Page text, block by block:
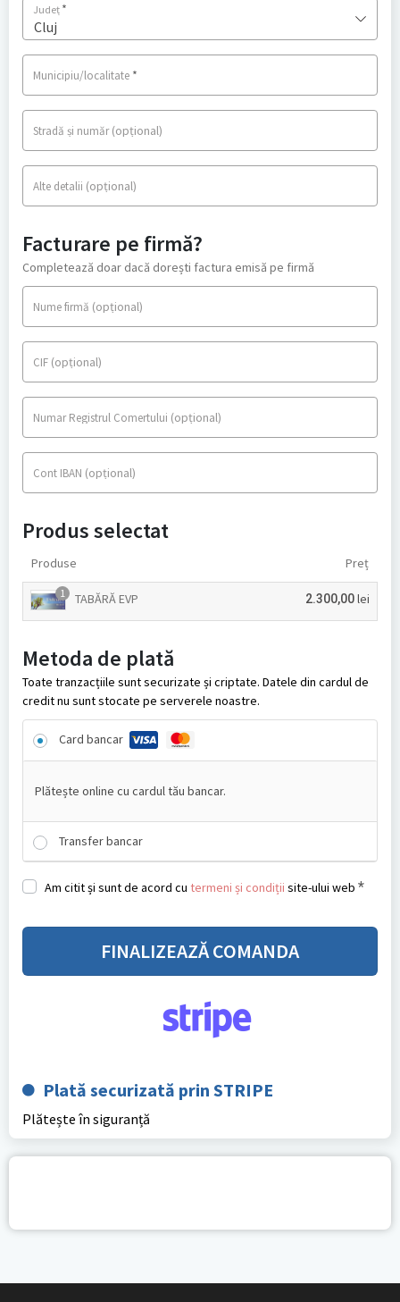
Județ *
Cluj
Municipiu/localitate *
Stradă și număr(opțional)
Alte detalii (opțional)
Facturare pe firmă?
Completează doar dacă dorești factura emisă pe firmă
Nume firmă (opțional)
CIF (opțional)
Numar Registrul Comertului (opțional)
Cont IBAN (opțional)
Produs selectat
Produse Preț
1 TABĂRĂ EVP 2.300,00lei
Metoda de plată
Toate tranzacțiile sunt securizate și criptate. Datele din cardul de
credit nu sunt stocate pe serverele noastre.
Card bancar
Plătește online cu cardul tău bancar.
Transfer bancar
Am citit și sunt de acord cu termeni și condiții site-ului web *
FINALIZEAZĂ COMANDA
Plată securizată prin STRIPE
Plătește în siguranță